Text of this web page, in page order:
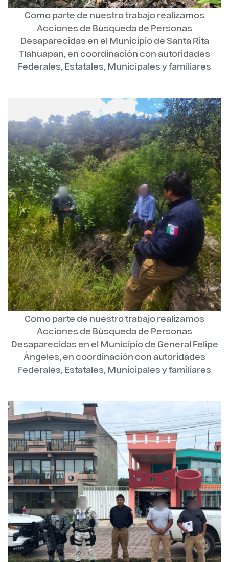
Como parte de nuestro trabajo realizamos
Acciones de Búsqueda de Personas
Desaparecidas en el Municipio de Santa Rita
Tlahuapan, en coordinación con autoridades
Federales, Estatales, Municipales y familiares
Como parte de nuestro trabajo realizamos
Acciones de Búsqueda de Personas
Desaparecidas en el Municipio de General Felipe
Ángeles, en coordinación con autoridades
Federales, Estatales, Municipales y familiares